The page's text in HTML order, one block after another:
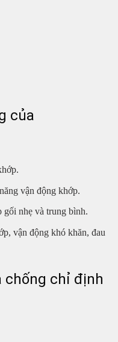
của
vận động khớp.
gối nhẹ và trung bình.
vận động khó khăn, đau
chỉ định